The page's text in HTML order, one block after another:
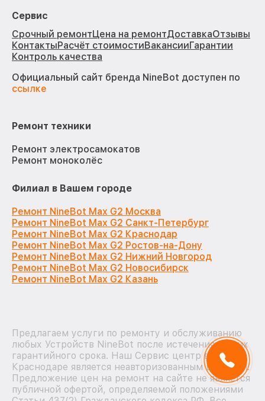
Сервис
Срочный ремонтЦена на ремонтДоставкаОтзывы
КонтактыРасчёт стоимостиВакансииГарантии
Контроль качества
Официальный сайт бренда NineBot доступен по
ссылке
Ремонт техники
Ремонт электросамокатов
Ремонт моноколёс
Филиал в Вашем городе
Ремонт NineBot Max G2 Москва
Ремонт NineBot Max G2 Санкт-Петербург
Ремонт NineBot Max G2 Краснодар
Ремонт NineBot Max G2 Ростов-на-Дону
Ремонт NineBot Max G2 Нижний Новгород
Ремонт NineBot Max G2 Новосибирск
Ремонт NineBot Max G2 Казань
Предлагаем услуги по ремонту и обслуживанию
любых Устройств NineBot после истечения на них
гарантийного срока. Наш Сервис центр в
Краснодаре является неавторизованным центром.
Предложение цен на ремонт на сайте не является
публичной офертой, определяемой положениями